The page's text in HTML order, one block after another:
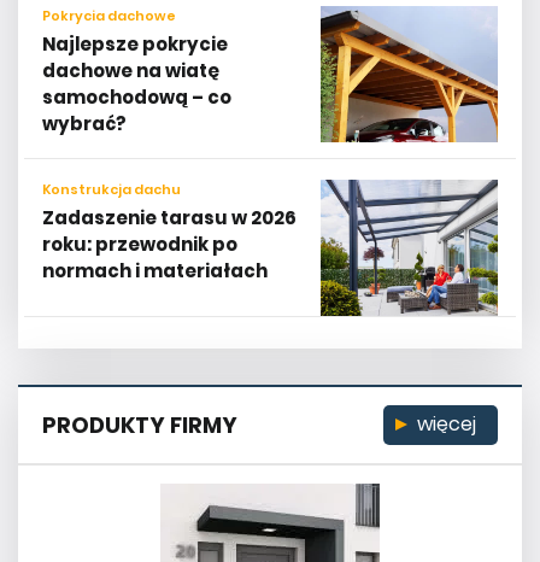
Pokrycia dachowe
Najlepsze pokrycie
dachowe na wiatę
samochodową – co
wybrać?
Konstrukcja dachu
Zadaszenie tarasu w 2026
roku: przewodnik po
normach i materiałach
PRODUKTY FIRMY więcej